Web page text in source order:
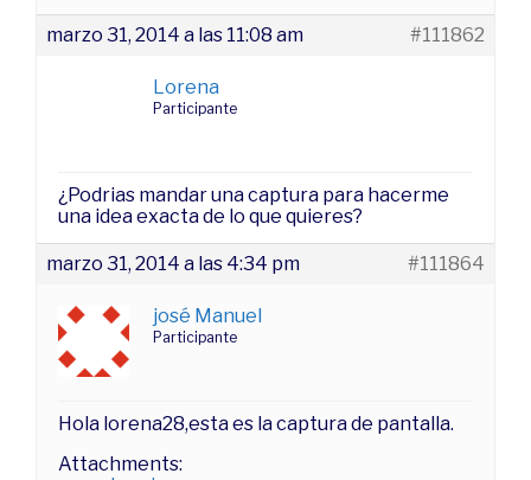
marzo 31, 2014 a las 11:08 am #111862
Lorena
Participante
¿Podrias mandar una captura para hacerme
una idea exacta de lo que quieres?
marzo 31, 2014 a las 4:34 pm #111864
josé Manuel
Participante
Hola lorena28,esta es la captura de pantalla.
Attachments: